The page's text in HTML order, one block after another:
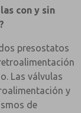
con y sin
presostatos
Las válvulas
y
de